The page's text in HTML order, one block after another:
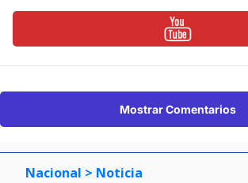
Mostrar Comentarios
Nacional > Noticia